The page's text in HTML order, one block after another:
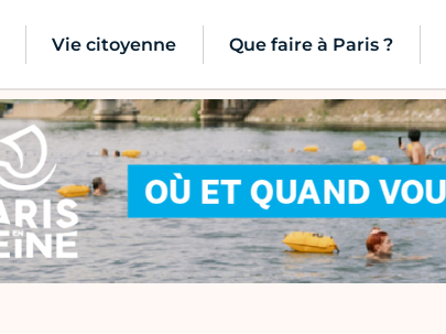
Vie citoyenne Que faire à Paris ?